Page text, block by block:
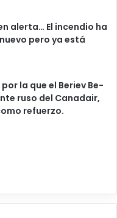
alerta… El incendio ha
pero ya está
la que el Beriev Be-
ruso del Canadair,
refuerzo.